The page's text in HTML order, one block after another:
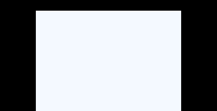
SARDI NEL MONDO